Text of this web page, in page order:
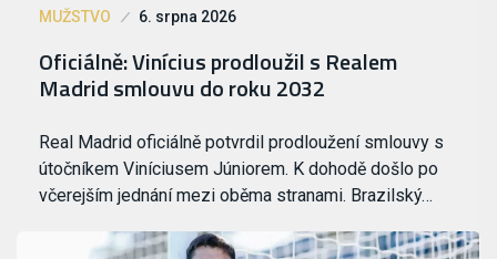
MUŽSTVO 6. srpna 2026
Oficiálně: Vinícius prodloužil s Realem
Madrid smlouvu do roku 2032
Real Madrid oficiálně potvrdil prodloužení smlouvy s
útočníkem Viníciusem Júniorem. K dohodě došlo po
včerejším jednání mezi oběma stranami. Brazilský…